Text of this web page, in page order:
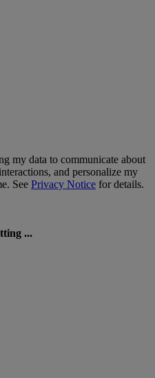
my data to communicate about
and personalize my
See Privacy Notice for details.
...